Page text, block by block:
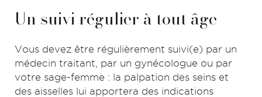
Un suivi régulier à tout âge
Vous devez être régulièrement suivi(e) par un
médecin traitant, par un gynécologue ou par
votre sage-femme : la palpation des seins et
des aisselles lui apportera des indications